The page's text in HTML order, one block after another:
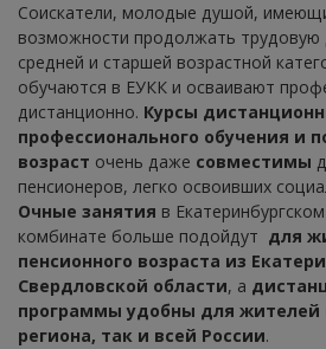
Соискатели, молодые душой,
возможности продолжать трудовую
средней и старшей возрастной
обучаются в ЕУКК и осваивают
дистанционно. Курсы
профессионального обучения и
возраст очень даже совместимы
пенсионеров, легко освоивших
Очные занятия в
комбинате больше подойдут для
пенсионного возраста из
Свердловской области, а
программы удобны для жителей
региона, так и всей России.